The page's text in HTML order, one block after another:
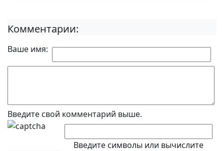
Комментарии:
Ваше имя:
Введите свой комментарий выше.
Введите символы или вычислите